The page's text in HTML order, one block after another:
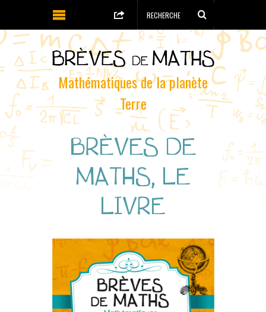
Mathématiques de la planète
Terre
BRÈVES DE
MATHS, LE
LIVRE